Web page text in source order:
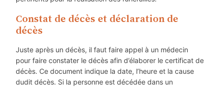
Constat de décès et déclaration de
décès
Juste après un décès, il faut faire appel à un médecin
pour faire constater le décès afin d’élaborer le certificat de
décès. Ce document indique la date, l’heure et la cause
dudit décès. Si la personne est décédée dans un